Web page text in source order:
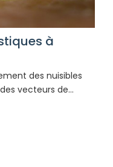
à
des nuisibles
vecteurs de…